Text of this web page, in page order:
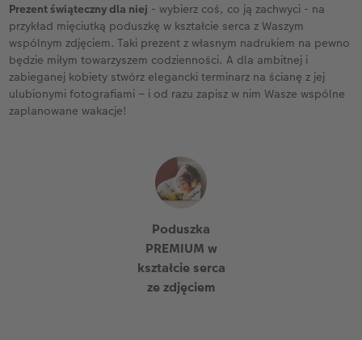
Prezent świąteczny dla niej - wybierz coś, co ją zachwyci - na
przykład mięciutką poduszkę w kształcie serca z Waszym
wspólnym zdjęciem. Taki prezent z własnym nadrukiem na pewno
będzie miłym towarzyszem codzienności. A dla ambitnej i
zabieganej kobiety stwórz elegancki terminarz na ścianę z jej
ulubionymi fotografiami – i od razu zapisz w nim Wasze wspólne
zaplanowane wakacje!
Poduszka
PREMIUM w
kształcie serca
ze zdjęciem